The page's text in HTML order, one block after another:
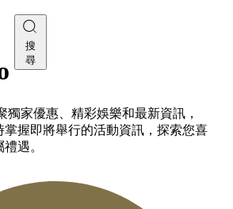
搜
尋
獨家優惠、精彩娛樂和最新資訊，
掌握即將舉行的活動資訊，探索您喜
遇。